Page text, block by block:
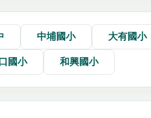
中埔國小 大有國小
國小 和興國小